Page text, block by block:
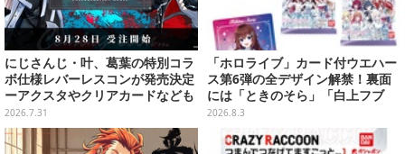
にじさんじ・叶、葛葉の特別コラ
ボ仕様レバーレスコンが発売決定
ーアクスタやクリアカードなども
2026.7.31
「ホロライブ」カード付ウエハー
ス第6弾の全デザイン解禁！裏面
には「ときのそら」「白上フブ
キ」ら30名の手書きメッセージ入
2026.8.3